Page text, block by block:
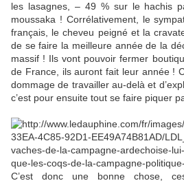
les lasagnes, – 49 % sur le hachis
moussaka ! Corrélativement, le
français, le cheveu peigné et la
de se faire la meilleure année de la
massif ! Ils vont pouvoir fermer
de France, ils auront fait leur année !
dommage de travailler au-delà et
c’est pour ensuite tout se faire piquer
C’est donc une bonne chose,